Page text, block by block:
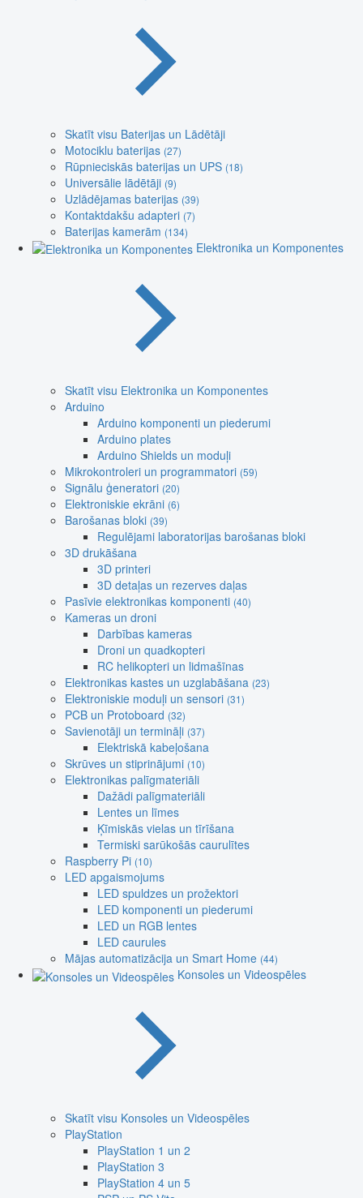
Skatīt visu Baterijas un Lādētāji
Motociklu baterijas (27)
Rūpnieciskās baterijas un UPS (18)
Universālie lādētāji (9)
Uzlādējamas baterijas (39)
Kontaktdakšu adapteri (7)
Baterijas kamerām (134)
Elektronika un Komponentes
Skatīt visu Elektronika un Komponentes
Arduino
Arduino komponenti un piederumi
Arduino plates
Arduino Shields un moduļi
Mikrokontroleri un programmatori (59)
Signālu ģeneratori (20)
Elektroniskie ekrāni (6)
Barošanas bloki (39)
Regulējami laboratorijas barošanas bloki
3D drukāšana
3D printeri
3D detaļas un rezerves daļas
Pasīvie elektronikas komponenti (40)
Kameras un droni
Darbības kameras
Droni un quadkopteri
RC helikopteri un lidmašīnas
Elektronikas kastes un uzglabāšana (23)
Elektroniskie moduļi un sensori (31)
PCB un Protoboard (32)
Savienotāji un termināļi (37)
Elektriskā kabeļošana
Skrūves un stiprinājumi (10)
Elektronikas palīgmateriāli
Dažādi palīgmateriāli
Lentes un līmes
Ķīmiskās vielas un tīrīšana
Termiski sarūkošās caurulītes
Raspberry Pi (10)
LED apgaismojums
LED spuldzes un prožektori
LED komponenti un piederumi
LED un RGB lentes
LED caurules
Mājas automatizācija un Smart Home (44)
Konsoles un Videospēles
Skatīt visu Konsoles un Videospēles
PlayStation
PlayStation 1 un 2
PlayStation 3
PlayStation 4 un 5